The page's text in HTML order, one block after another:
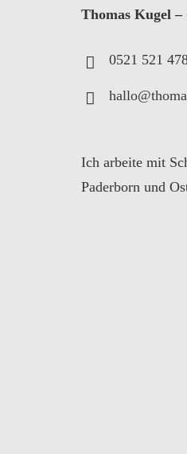
Thomas Kugel –
0521 521
Ich arbeite mit
Paderborn und